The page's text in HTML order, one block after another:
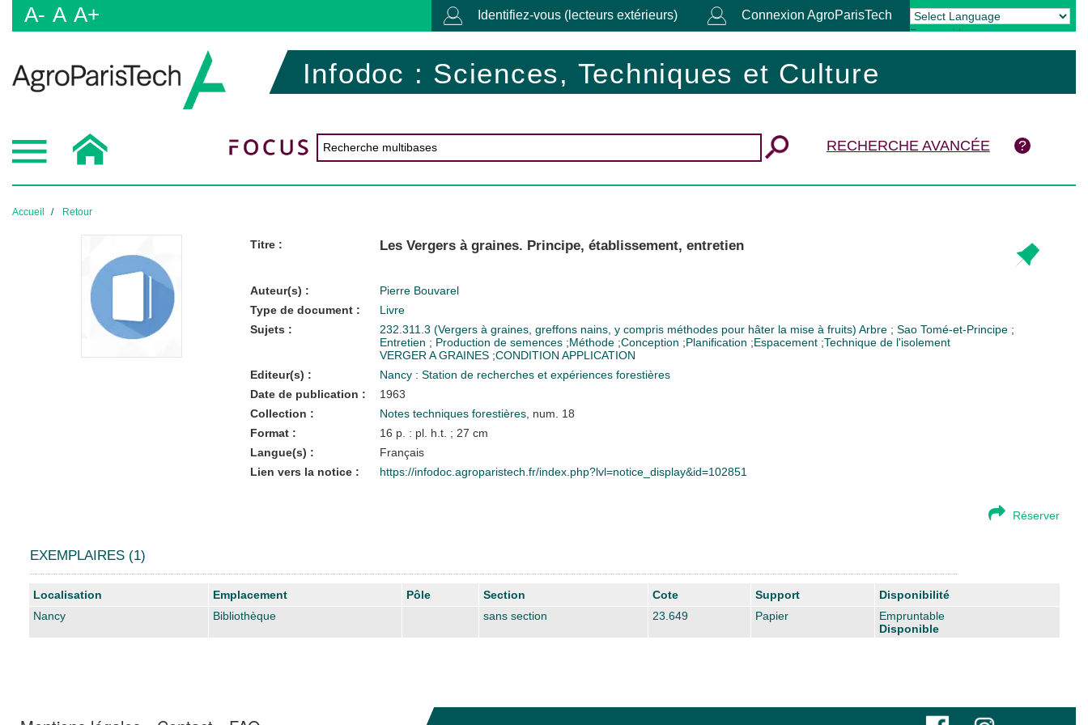
A- A A+ Identifiez-vous (lecteurs extérieurs) Connexion AgroParisTech
Powered by Translate
Infodoc : Sciences, Techniques et Culture
RECHERCHE AVANCÉE
Accueil Retour
Titre : Les Vergers à graines. Principe, établissement, entretien
Auteur(s) :
Pierre Bouvarel
Type de document :
Livre
Sujets :
232.311.3 (Vergers à graines, greffons nains, y compris méthodes pour hâter la mise à fruits) Arbre ; Sao Tomé-et-Principe ;
Entretien ; Production de semences ;Méthode ;Conception ;Planification ;Espacement ;Technique de l'isolement
VERGER A GRAINES ;CONDITION APPLICATION
Editeur(s) :
Nancy : Station de recherches et expériences forestières
Date de publication :
1963
Collection :
Notes techniques forestières, num. 18
Format :
16 p. : pl. h.t. ; 27 cm
Langue(s) :
Français
Lien vers la notice :
https://infodoc.agroparistech.fr/index.php?lvl=notice_display&id=102851
Réserver
EXEMPLAIRES (1)
Liste des exemplaires
Localisation Emplacement Pôle Section Cote Support
Disponibilité
Nancy
Bibliothèque sans section 23.649 Papier
Empruntable
Disponible